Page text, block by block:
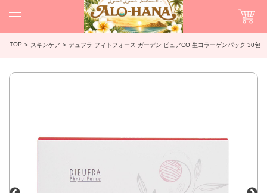
TOP スキンケア デュフラ フィトフォース ガーデン ピュアCO 生コラーゲンパック 30包